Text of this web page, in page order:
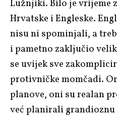
Lužnjiki. Bilo je vrijeme
Hrvatske i Engleske.
nisu ni spominjali, a
i pametno zaključio
se uvijek sve
protivničke momčadi.
planove, oni su realan
već planirali